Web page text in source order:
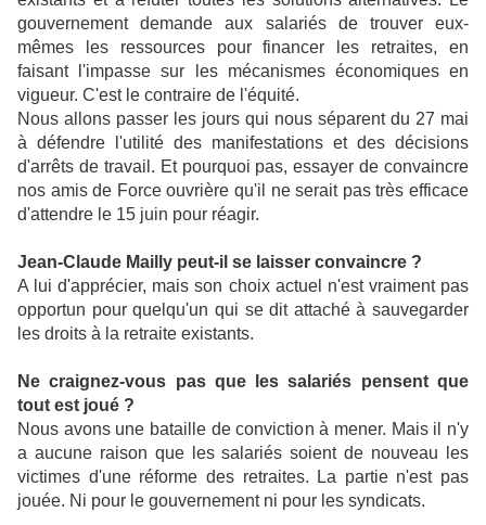
gouvernement demande aux salariés de trouver eux-
mêmes les ressources pour financer les retraites, en
faisant l'impasse sur les mécanismes économiques en
vigueur. C'est le contraire de l'équité.
Nous allons passer les jours qui nous séparent du 27 mai
à défendre l'utilité des manifestations et des décisions
d'arrêts de travail. Et pourquoi pas, essayer de convaincre
nos amis de Force ouvrière qu'il ne serait pas très efficace
d'attendre le 15 juin pour réagir.
Jean-Claude Mailly peut-il se laisser convaincre ?
A lui d'apprécier, mais son choix actuel n'est vraiment pas
opportun pour quelqu'un qui se dit attaché à sauvegarder
les droits à la retraite existants.
Ne craignez-vous pas que les salariés pensent que
tout est joué ?
Nous avons une bataille de conviction à mener. Mais il n'y
a aucune raison que les salariés soient de nouveau les
victimes d'une réforme des retraites. La partie n'est pas
jouée. Ni pour le gouvernement ni pour les syndicats.